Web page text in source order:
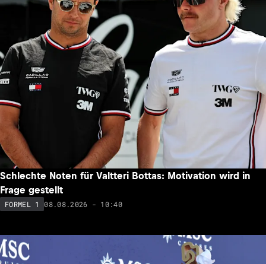
Schlechte Noten für Valtteri Bottas: Motivation wird in
Frage gestellt
FORMEL 1 08.08.2026 - 10:40